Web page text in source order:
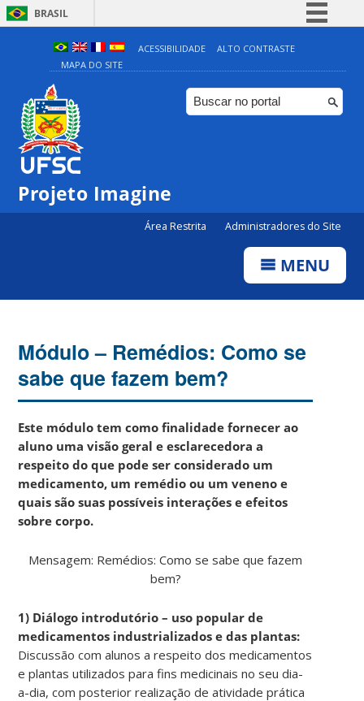
BRASIL
Simplifique!
Comunica BR
Participe
ACESSIBILIDADE
ALTO CONTRASTE
MAPA DO SITE
Projeto Imagine
Área Restrita Administradores do Site
MENU
Módulo – Remédios: Como se
sabe que fazem bem?
Este módulo tem como finalidade fornecer ao
aluno uma visão geral e esclarecedora a
respeito do que pode ser considerado um
medicamento, um remédio ou um veneno e
quais são suas possíveis interações e efeitos
sobre corpo.
Mensagem: Remédios: Como se sabe que fazem
bem?
1) Diálogo introdutório – uso popular de
medicamentos industrializados e das plantas:
Discussão com alunos a respeito dos medicamentos
e plantas utilizados para fins medicinais no seu dia-
a-dia, com posterior realização de atividade prática